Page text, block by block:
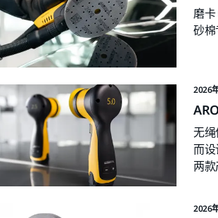
磨
砂棉
2026
无绳
而设
两
2026